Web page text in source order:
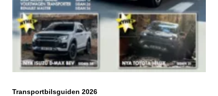
Transportbilsguiden 2026